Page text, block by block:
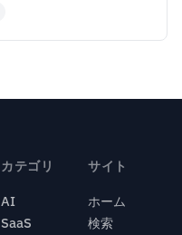
カテゴリ
AI
SaaS
サイト
ホーム
検索